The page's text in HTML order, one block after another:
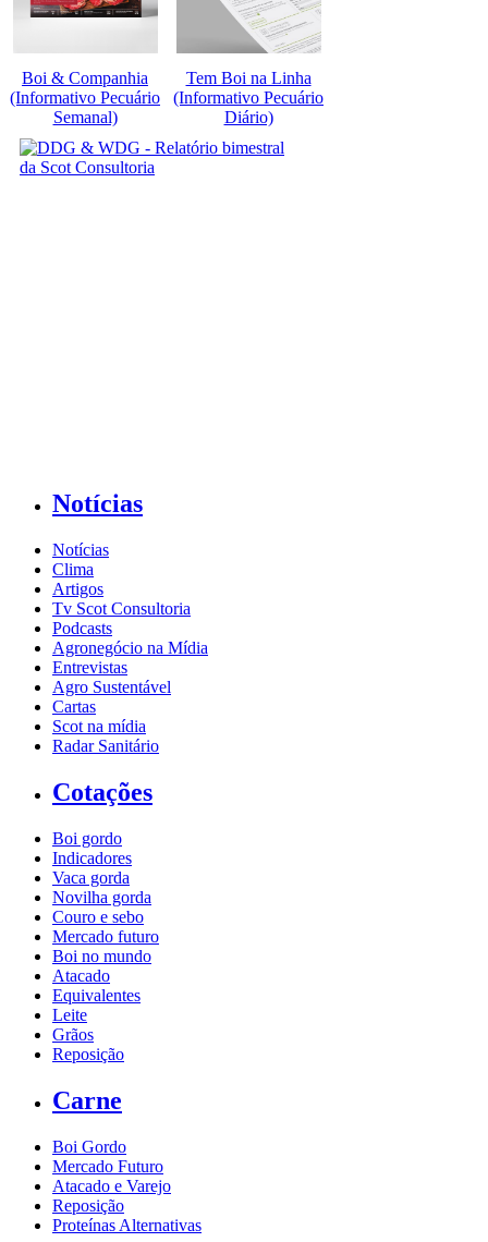
Boi & Companhia
(Informativo Pecuário
Semanal)
Tem Boi na Linha
(Informativo Pecuário
Diário)
Notícias
Notícias
Clima
Artigos
Tv Scot Consultoria
Podcasts
Agronegócio na Mídia
Entrevistas
Agro Sustentável
Cartas
Scot na mídia
Radar Sanitário
Cotações
Boi gordo
Indicadores
Vaca gorda
Novilha gorda
Couro e sebo
Mercado futuro
Boi no mundo
Atacado
Equivalentes
Leite
Grãos
Reposição
Carne
Boi Gordo
Mercado Futuro
Atacado e Varejo
Reposição
Proteínas Alternativas